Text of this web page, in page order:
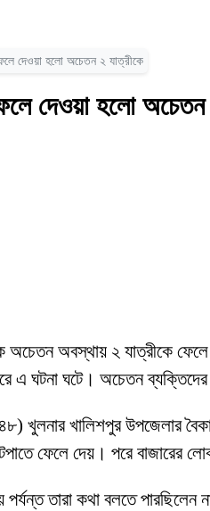
দেওয়া হলো অচেতন ২ যাত্রীকে
দেওয়া হলো অচেতন
অচেতন অবস্থায় ২ যাত্রীকে
এ ঘটনা ঘটে। অচেতন
খুলনার খালিশপুর উপজেলার
ফেলে দেয়। পরে বাজারের
পর্যন্ত তারা কথা বলতে